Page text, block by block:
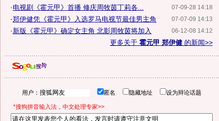
07-09-28 14:18
·电视剧《霍元甲》首播 修庆周牧茵丁莉各...
07-07-09 14:13
·郑伊健凭《霍元甲》入选罗马电视节最佳男主角
06-12-08 14:12
·新版《霍元甲》确定女主角 北影周牧茵将加入
更多关于 霍元甲 郑伊健 的新闻>>
用户： 匿名 隐藏地址 设为辩论话题
*搜狗拼音输入法，中文处理专家>>